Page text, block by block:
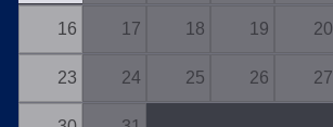
16 17 18 19 20
23 24 25 26 27